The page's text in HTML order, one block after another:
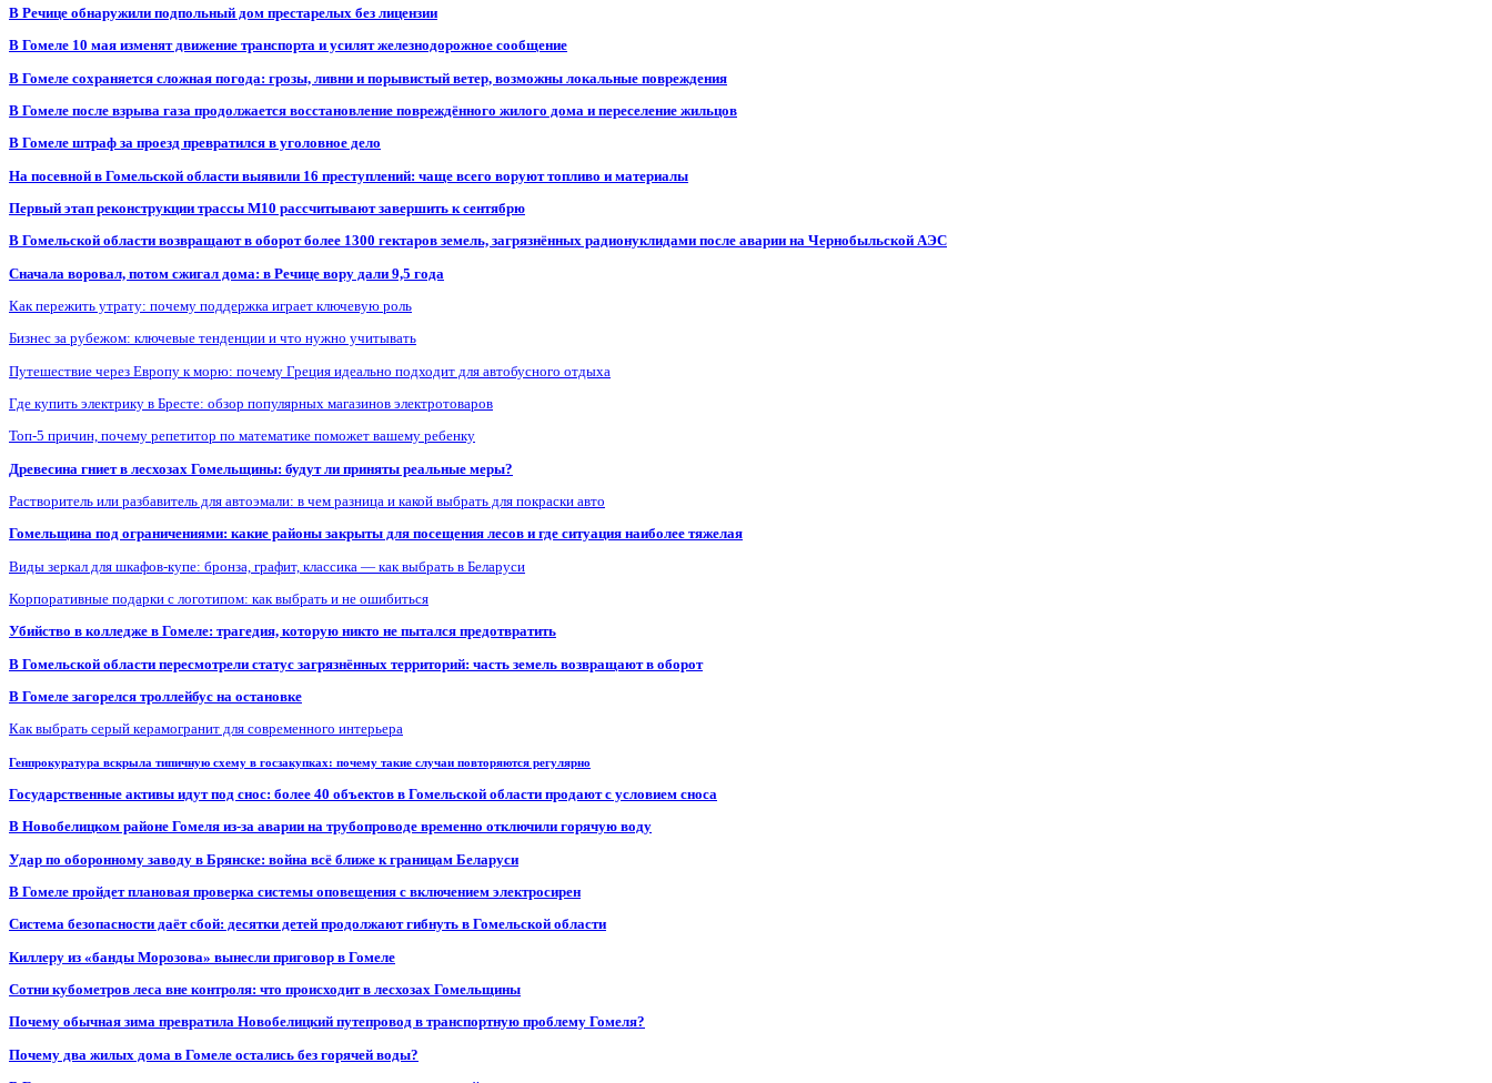
В Речице обнаружили подпольный дом престарелых без лицензии
В Гомеле 10 мая изменят движение транспорта и усилят железнодорожное сообщение
В Гомеле сохраняется сложная погода: грозы, ливни и порывистый ветер, возможны локальные повреждения
В Гомеле после взрыва газа продолжается восстановление повреждённого жилого дома и переселение жильцов
В Гомеле штраф за проезд превратился в уголовное дело
На посевной в Гомельской области выявили 16 преступлений: чаще всего воруют топливо и материалы
Первый этап реконструкции трассы М10 рассчитывают завершить к сентябрю
В Гомельской области возвращают в оборот более 1300 гектаров земель, загрязнённых радионуклидами после аварии на Чернобыльской АЭС
Сначала воровал, потом сжигал дома: в Речице вору дали 9,5 года
Как пережить утрату: почему поддержка играет ключевую роль
Бизнес за рубежом: ключевые тенденции и что нужно учитывать
Путешествие через Европу к морю: почему Греция идеально подходит для автобусного отдыха
Где купить электрику в Бресте: обзор популярных магазинов электротоваров
Топ-5 причин, почему репетитор по математике поможет вашему ребенку
Древесина гниет в лесхозах Гомельщины: будут ли приняты реальные меры?
Растворитель или разбавитель для автоэмали: в чем разница и какой выбрать для покраски авто
Гомельщина под ограничениями: какие районы закрыты для посещения лесов и где ситуация наиболее тяжелая
Виды зеркал для шкафов-купе: бронза, графит, классика — как выбрать в Беларуси
Корпоративные подарки с логотипом: как выбрать и не ошибиться
Убийство в колледже в Гомеле: трагедия, которую никто не пытался предотвратить
В Гомельской области пересмотрели статус загрязнённых территорий: часть земель возвращают в оборот
В Гомеле загорелся троллейбус на остановке
Как выбрать серый керамогранит для современного интерьера
Генпрокуратура вскрыла типичную схему в госзакупках: почему такие случаи повторяются регулярно
Государственные активы идут под снос: более 40 объектов в Гомельской области продают с условием сноса
В Новобелицком районе Гомеля из-за аварии на трубопроводе временно отключили горячую воду
Удар по оборонному заводу в Брянске: война всё ближе к границам Беларуси
В Гомеле пройдет плановая проверка системы оповещения с включением электросирен
Система безопасности даёт сбой: десятки детей продолжают гибнуть в Гомельской области
Киллеру из «банды Морозова» вынесли приговор в Гомеле
Сотни кубометров леса вне контроля: что происходит в лесхозах Гомельщины
Почему обычная зима превратила Новобелицкий путепровод в транспортную проблему Гомеля?
Почему два жилых дома в Гомеле остались без горячей воды?